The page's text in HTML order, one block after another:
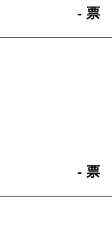
- 票
- 票